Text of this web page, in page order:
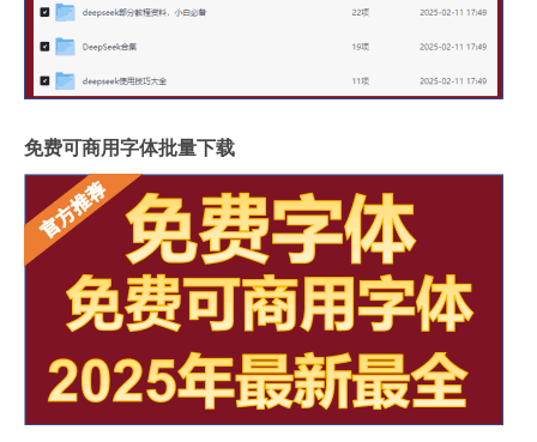
免费可商用字体批量下载